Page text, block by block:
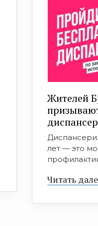
Жителей
лет — это
Читать